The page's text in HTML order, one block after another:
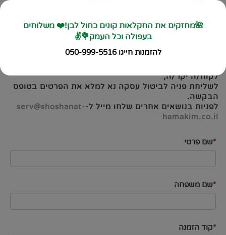
פרחים
לקוח/ה יקר/ה,
לשליחת פניה לביטול עסקה נא למלא את הפרטים בטופס
הבקשה.
לפניות בנושאים אחרים שלחו מייל ל-serv@shoshanat-
hamakim.co.il
*שם פרטי
*שם משפחה
*קוד הזמנה
🌺מחזקים את החקלאות קונים כחול לבן!❤️ משלוחים
בעפולה וכל העמק💐✌️
להזמנות חייגו 050-999-5516